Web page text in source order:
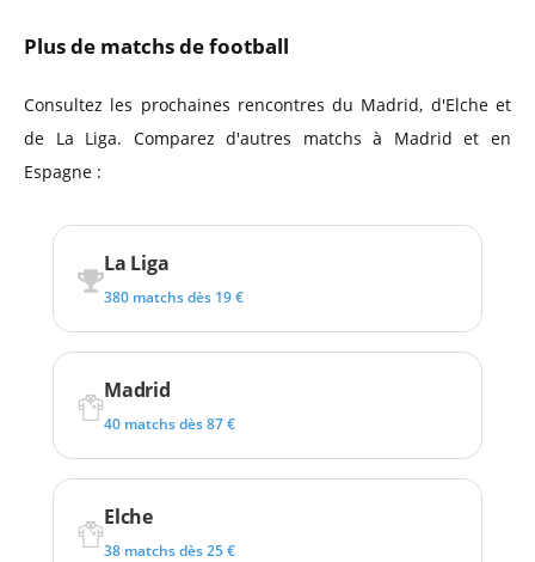
Plus de matchs de football
Consultez les prochaines rencontres du Madrid, d'Elche et
de La Liga. Comparez d'autres matchs à Madrid et en
Espagne :
La Liga
380 matchs dès 19 €
Madrid
40 matchs dès 87 €
Elche
38 matchs dès 25 €